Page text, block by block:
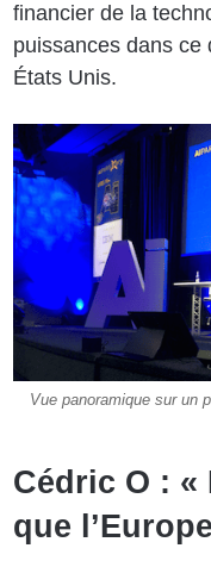
financier de la
puissances dans ce
États Unis.
Vue panoramique sur un
Cédric O : «
que